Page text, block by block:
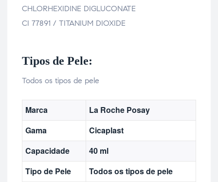
CHLORHEXIDINE DIGLUCONATE
CI 77891 / TITANIUM DIOXIDE
Tipos de Pele:
Todos os tipos de pele
Marca
La Roche Posay
Gama
Cicaplast
Capacidade
40 ml
Tipo de Pele
Todos os tipos de pele